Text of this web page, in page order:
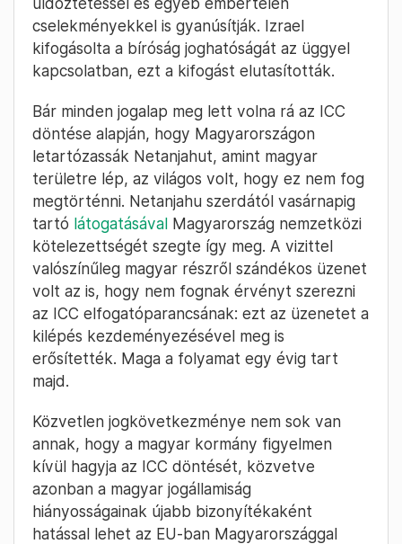
cselekményekkel is gyanúsítják. Izrael
kifogásolta a bíróság joghatóságát az üggyel
kapcsolatban, ezt a kifogást elutasították.
Bár minden jogalap meg lett volna rá az ICC
döntése alapján, hogy Magyarországon
letartózassák Netanjahut, amint magyar
területre lép, az világos volt, hogy ez nem fog
megtörténni. Netanjahu szerdától vasárnapig
tartó látogatásával Magyarország nemzetközi
kötelezettségét szegte így meg. A vizittel
valószínűleg magyar részről szándékos üzenet
volt az is, hogy nem fognak érvényt szerezni
az ICC elfogatóparancsának: ezt az üzenetet a
kilépés kezdeményezésével meg is
erősítették. Maga a folyamat egy évig tart
majd.
Közvetlen jogkövetkezménye nem sok van
annak, hogy a magyar kormány figyelmen
kívül hagyja az ICC döntését, közvetve
azonban a magyar jogállamiság
hiányosságainak újabb bizonyítékaként
hatással lehet az EU-ban Magyarországgal